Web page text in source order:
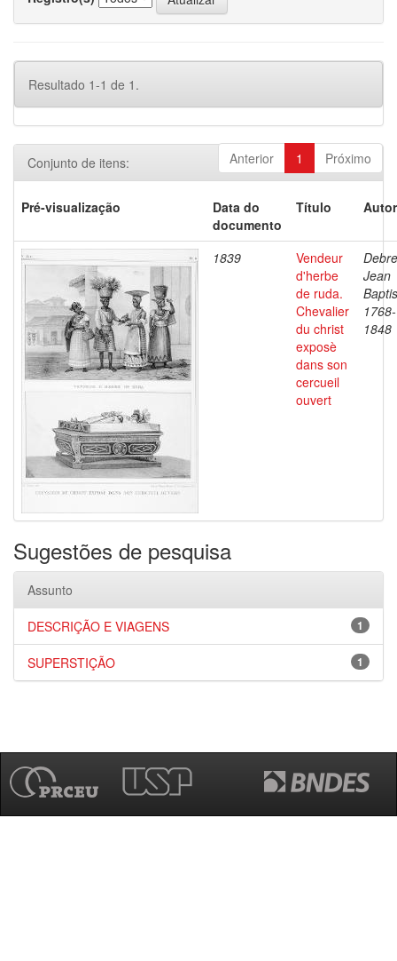
Resultado 1-1 de 1.
Anterior 1 Próximo
Conjunto de itens:
Pré-visualização
Data do
documento
Título
1839
Vendeur
d'herbe
de ruda.
Chevalier
du christ
exposè
dans son
cercueil
ouvert
Jean
1768-
1848
Sugestões de pesquisa
Assunto
1
DESCRIÇÃO E VIAGENS
1
SUPERSTIÇÃO